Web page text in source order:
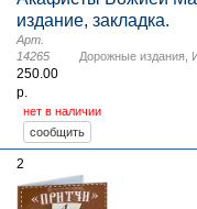
издание, закладка.
Дорожные издания
Арт.
14265
250.00
р.
нет в наличии
2